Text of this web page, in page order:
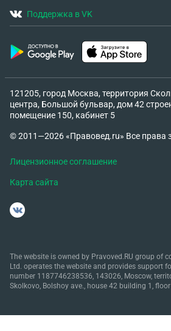
Поддержка в VK
121205, город Москва, территория
центра, Большой бульвар, дом 42
помещение 150, кабинет 5
© 2011—2026 «Правовед.ru» Все
Лицензионное соглашение
Карта сайта
The website is owned by Pravoved.RU group of
Ltd. operates the website and provides support
number 1187746238536, 143026, Moscow,
Skolkovo, Bolshoy ave., house 42 building 1,